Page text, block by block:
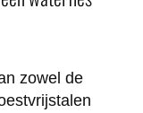
zowel de